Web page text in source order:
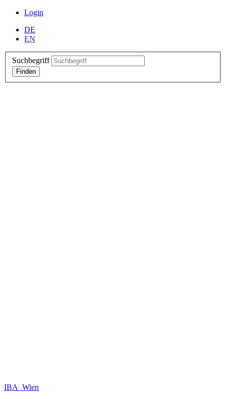
Login
DE
EN
Suchbegriff
IBA_Wien